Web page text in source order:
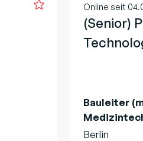
Online seit
(Senior)
Bauleiter
Berlin